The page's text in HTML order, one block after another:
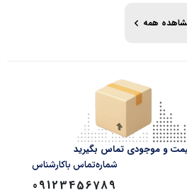
همه
و موجودی تماس بگیرید
شماره‌تماس‌ با‌کارشناس
09123456789